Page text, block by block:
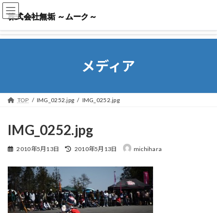
株式会社無垢 ～ムーク～
株式会社無垢 ～ムーク～
メディア
TOP IMG_0252.jpg IMG_0252.jpg
IMG_0252.jpg
2010年5月13日
最
日
時
:
2010年5月13日 michihara